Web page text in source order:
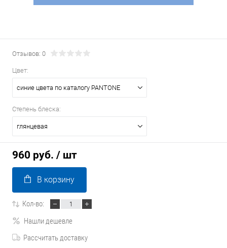
Отзывов: 0
Цвет:
синие цвета по каталогу PANTONE
Степень блеска:
глянцевая
960 руб. / шт
В корзину
Кол-во:
Нашли дешевле
Рассчитать доставку